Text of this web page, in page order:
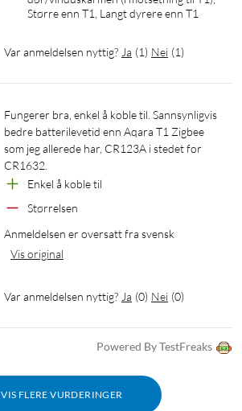
Større enn T1, Langt dyrere enn T1
Var anmeldelsen nyttig? Ja (1) Nei (1)
Fungerer bra, enkel å koble til. Sannsynligvis
bedre batterilevetid enn Aqara T1 Zigbee
som jeg allerede har, CR123A i stedet for
CR1632.
Enkel å koble til
Størrelsen
Anmeldelsen er oversatt fra svensk
Vis original
Var anmeldelsen nyttig? Ja (0) Nei (0)
Powered By TestFreaks
VIS FLERE VURDERINGER